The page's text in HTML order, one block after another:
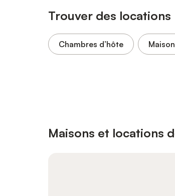
Trouver des locations
Chambres d’hôte
Maisons et locations